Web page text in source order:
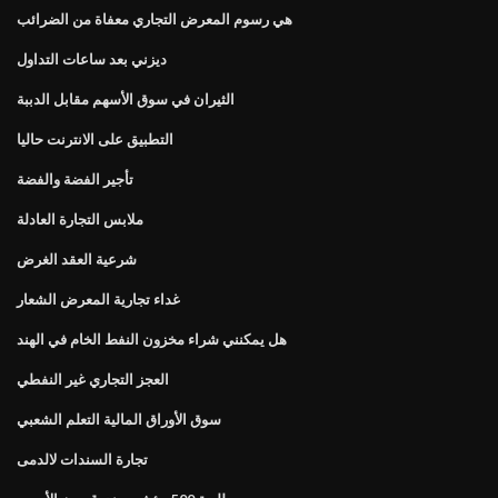
هي رسوم المعرض التجاري معفاة من الضرائب
ديزني بعد ساعات التداول
الثيران في سوق الأسهم مقابل الدببة
التطبيق على الانترنت حاليا
تأجير الفضة والفضة
ملابس التجارة العادلة
شرعية العقد الغرض
غداء تجارية المعرض الشعار
هل يمكنني شراء مخزون النفط الخام في الهند
العجز التجاري غير النفطي
سوق الأوراق المالية التعلم الشعبي
تجارة السندات لالدمى